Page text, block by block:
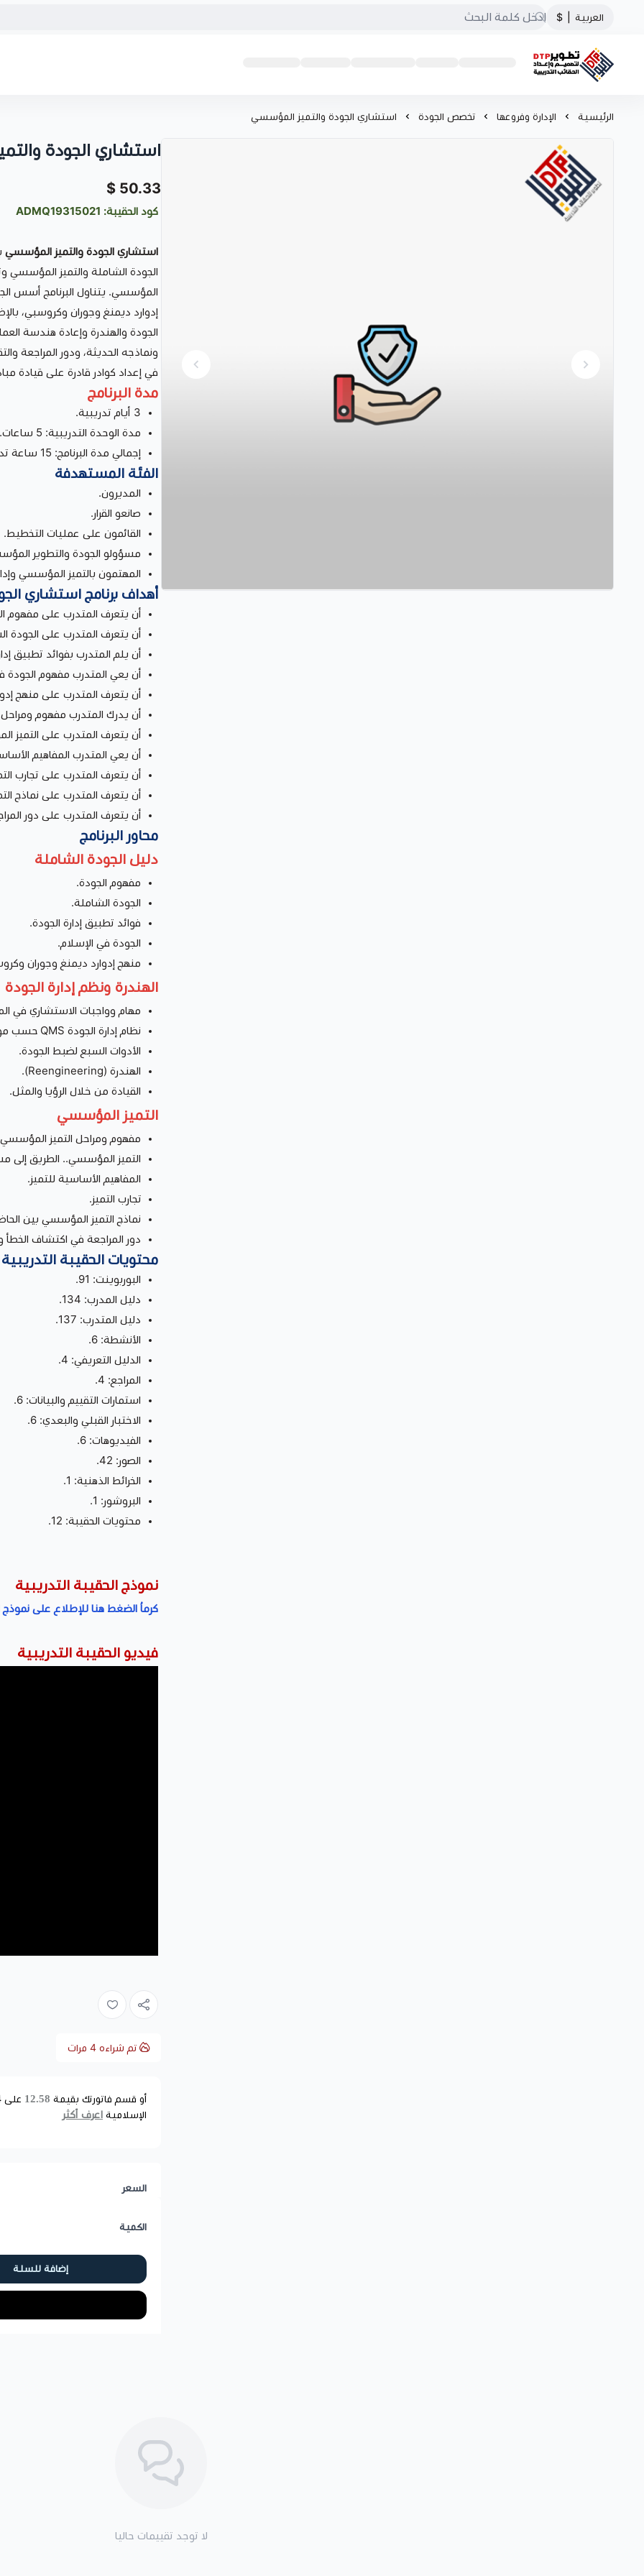
العربية $
تطوير الحقائب التدريبية
الرئيسية الإدارة وفروعها تخصص الجودة استشاري الجودة والتميز المؤسسي
استشاري الجودة
50.33 $
كود الحقيبة: ADMQ19315021
استشاري الجودة والتميز المؤسسي
الجودة الشاملة والتميز المؤسسي
المؤسسي. يتناول البرنامج أسس
الجودة والهندرة وإعادة هندسة
ونماذجه الحديثة، ودور المراجعة
في إعداد كوادر قادرة على قيادة
مدة البرنامج
3 أيام تدريبية.
مدة الوحدة التدريبية: 5 ساعات.
إجمالي مدة البرنامج: 15 ساعة تدريبية.
الفئة المستهدفة
المديرون.
صانعو القرار.
القائمون على عمليات التخطيط.
مسؤولو الجودة والتطوير
المهتمون بالتميز المؤسسي
أهداف برنامج استشاري
أن يتعرف المتدرب على مفهوم
أن يتعرف المتدرب على الجودة
أن يلم المتدرب بفوائد تطبيق
أن يعي المتدرب مفهوم الجودة
أن يتعرف المتدرب على منهج
أن يدرك المتدرب مفهوم
أن يتعرف المتدرب على التميز
أن يعي المتدرب المفاهيم
أن يتعرف المتدرب على تجارب
أن يتعرف المتدرب على نماذج
أن يتعرف المتدرب على دور
محاور البرنامج
دليل الجودة الشاملة
مفهوم الجودة.
الجودة الشاملة.
فوائد تطبيق إدارة الجودة.
الجودة في الإسلام.
منهج إدوارد ديمنغ وجوران
الهندرة ونظم إدارة الجودة
مهام وواجبات الاستشاري في
نظام إدارة الجودة QMS حسب مواصفات ومعايير ISO 9001.
الأدوات السبع لضبط الجودة.
الهندرة (Reengineering).
القيادة من خلال الرؤيا والمثل.
التميز المؤسسي
مفهوم ومراحل التميز
التميز المؤسسي.. الطريق إلى
المفاهيم الأساسية للتميز.
تجارب التميز.
نماذج التميز المؤسسي بين
دور المراجعة في اكتشاف الخطأ
محتويات الحقيبة التدريبية
البوربوينت: 91.
دليل المدرب: 134.
دليل المتدرب: 137.
الأنشطة: 6.
الدليل التعريفي: 4.
المراجع: 4.
استمارات التقييم والبيانات: 6.
الاختبار القبلي والبعدي: 6.
الفيديوهات: 6.
الصور: 42.
الخرائط الذهنية: 1.
البروشور: 1.
محتويات الحقيبة: 12.
نموذج الحقيبة التدريبية
كرماُ الضغط هنا للإطلاع على نموذج
فيديو الحقيبة التدريبية
تم شراءه 4 مرات
أو قسم فاتورتك بقيمة 12.58 على
الإسلامية اعرف أكثر
السعر
الكمية
إضافة للسلة
لا توجد تقييمات حاليا